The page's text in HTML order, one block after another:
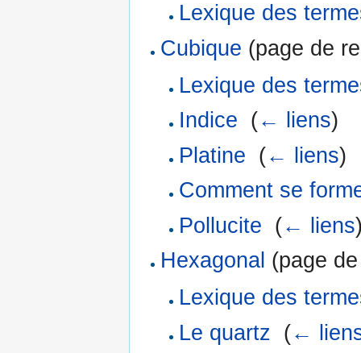
Lexique des
Cubique (page de
Lexique des
Indice (← liens)
Platine (← liens)
Comment se
Pollucite (← liens
Hexagonal (page
Lexique des
Le quartz (←